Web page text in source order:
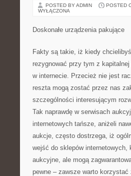
POSTED BY ADMIN POSTED
WYŁĄCZONA
Doskonałe urządzenia pakujące
Fakty są takie, iż kiedy
rezygnować przy tym z
w internecie. Przecież nie jest
reszta mogą zostać przez nas
szczególności interesującym
Tak naprawdę w serwisach
internetowych tańsze, aniżeli
aukcje, często dostrzega, iż
wejść do sklepów
aukcyjne, ale mogą
pewne – zawsze warto